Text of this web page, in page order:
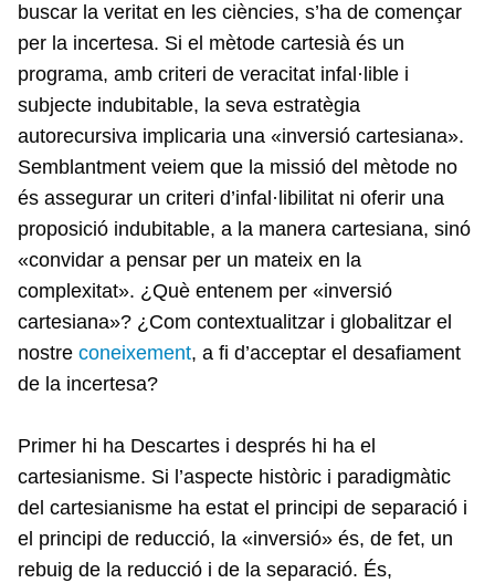
buscar la veritat en les ciències, s’ha de començar
per la incertesa. Si el mètode cartesià és un
programa, amb criteri de veracitat infal·lible i
subjecte indubitable, la seva estratègia
autorecursiva implicaria una «inversió cartesiana».
Semblantment veiem que la missió del mètode no
és assegurar un criteri d’infal·libilitat ni oferir una
proposició indubitable, a la manera cartesiana, sinó
«convidar a pensar per un mateix en la
complexitat». ¿Què entenem per «inversió
cartesiana»? ¿Com contextualitzar i globalitzar el
nostre coneixement, a fi d’acceptar el desafiament
de la incertesa?
Primer hi ha Descartes i després hi ha el
cartesianisme. Si l’aspecte històric i paradigmàtic
del cartesianisme ha estat el principi de separació i
el principi de reducció, la «inversió» és, de fet, un
rebuig de la reducció i de la separació. És,